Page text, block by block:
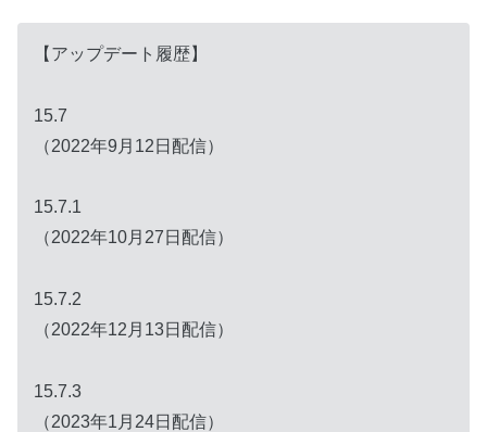
【アップデート履歴】
15.7
（2022年9月12日配信）
15.7.1
（2022年10月27日配信）
15.7.2
（2022年12月13日配信）
15.7.3
（2023年1月24日配信）